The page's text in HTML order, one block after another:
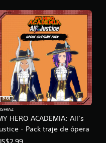
HERO ACADEMIA: All’s
- Pack traje de ópera
PS5